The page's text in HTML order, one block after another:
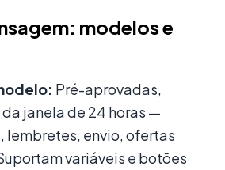
modelos e
Pré-aprovadas,
janela de 24 horas —
lembretes, envio, ofertas
variáveis e botões